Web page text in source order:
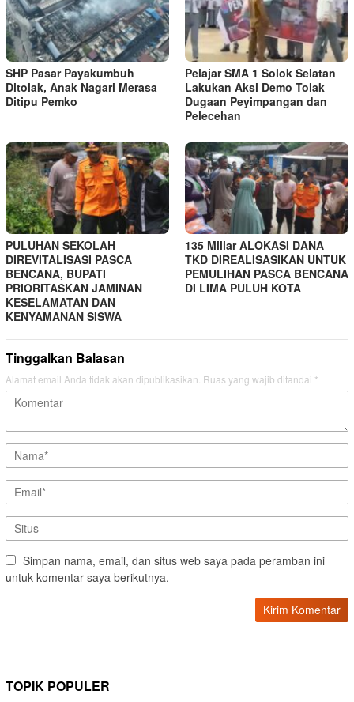
SHP Pasar Payakumbuh
Ditolak, Anak Nagari Merasa
Ditipu Pemko
Pelajar SMA 1 Solok Selatan
Lakukan Aksi Demo Tolak
Dugaan Peyimpangan dan
Pelecehan
PULUHAN SEKOLAH
DIREVITALISASI PASCA
BENCANA, BUPATI
PRIORITASKAN JAMINAN
KESELAMATAN DAN
KENYAMANAN SISWA
135 Miliar ALOKASI DANA
TKD DIREALISASIKAN UNTUK
PEMULIHAN PASCA BENCANA
DI LIMA PULUH KOTA
Tinggalkan Balasan
Alamat email Anda tidak akan dipublikasikan. Ruas yang wajib ditandai *
Simpan nama, email, dan situs web saya pada peramban ini
untuk komentar saya berikutnya.
TOPIK POPULER